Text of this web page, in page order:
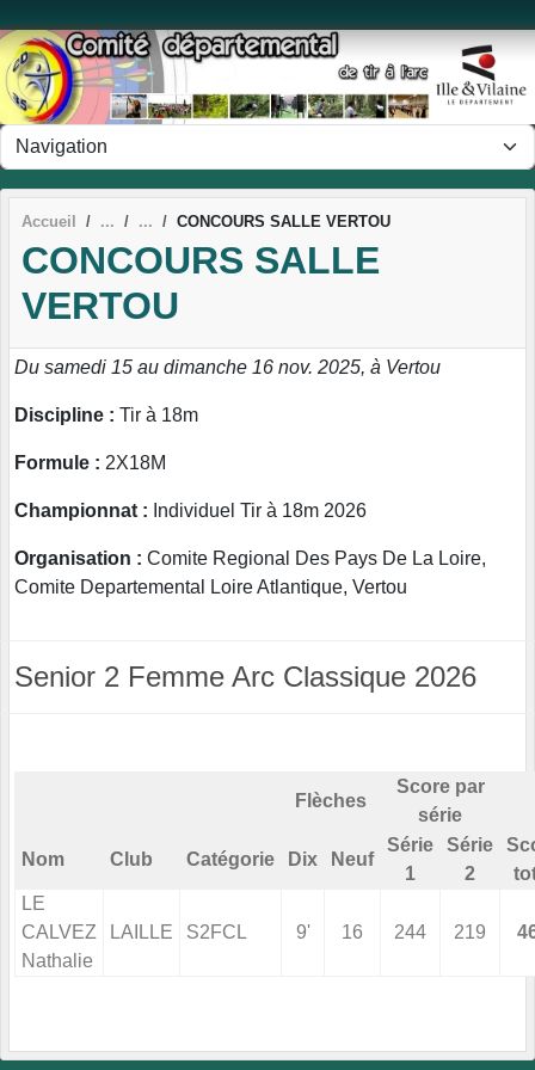
Accueil CONCOURS SALLE VERTOU
CONCOURS SALLE
VERTOU
Du samedi 15 au dimanche 16 nov. 2025, à Vertou
Discipline : Tir à 18m
Formule : 2X18M
Championnat : Individuel Tir à 18m 2026
Organisation : Comite Regional Des Pays De La Loire,
Comite Departemental Loire Atlantique, Vertou
Senior 2 Femme Arc Classique 2026
Flèches
Score par
série
Nom Club Catégorie Dix Neuf
Série
1
Série
2
LE
CALVEZ
Nathalie
LAILLE S2FCL 9' 16 244 219